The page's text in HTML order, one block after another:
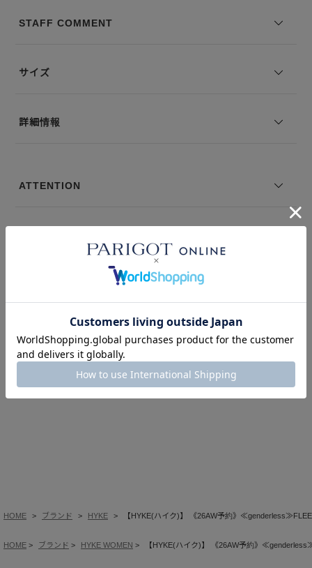
・画像の商品はサンプルです。実際の商品とは素材、仕様、加工、サ
・生産の都合により前回と同カラーでも若干の差異が生じる場合がご
ざいます。
■納期・販売について
・生産の都合上、お届け時期の延期や販売価格が変更になる場合がご
・メーカーの都合により、やむを得ず生産中止となる場合がございま
す。その際は誠に勝手ながらキャンセルとさせていただきますので、
あらかじめご了承ください。
STAFF COMMENT
サイズ
詳細情報
ATTENTION
HOME ブランド HYKE 【HYKE(ハイク)】 《26AW予約》
HOME ブランド HYKE WOMEN 【HYKE(ハイク)】 《26AW予約》